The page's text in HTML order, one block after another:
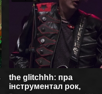
the glitchhh: пра
інструментал рок,